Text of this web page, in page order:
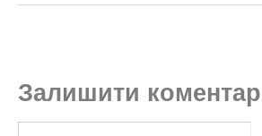
Залишити коментар